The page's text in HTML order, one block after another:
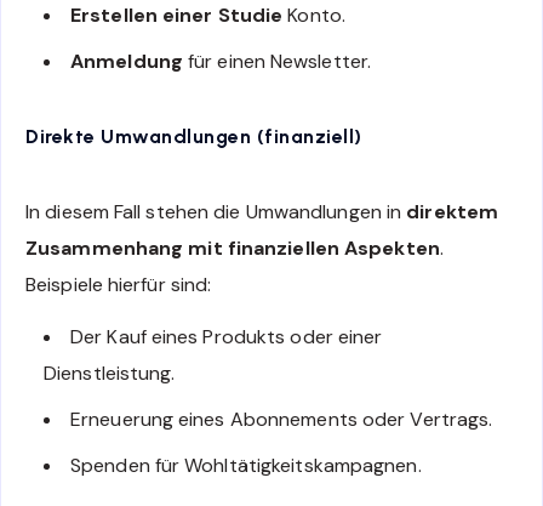
Erstellen einer Studie Konto.
Anmeldung für einen Newsletter.
Direkte Umwandlungen (finanziell)
In diesem Fall stehen die Umwandlungen in direktem
Zusammenhang mit finanziellen Aspekten.
Beispiele hierfür sind:
Der Kauf eines Produkts oder einer
Dienstleistung.
Erneuerung eines Abonnements oder Vertrags.
Spenden für Wohltätigkeitskampagnen.